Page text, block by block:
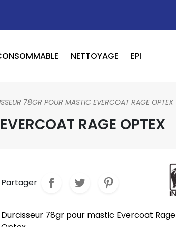
NETTOYAGE EPI
78GR POUR MASTIC EVERCOAT RAGE OPTEX
RAGE OPTEX
Partager
Durcisseur 78gr pour mastic Evercoat Rage